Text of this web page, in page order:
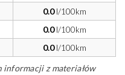
0.0l/100km
0.0l/100km
0.0l/100km
informacji z materiałów